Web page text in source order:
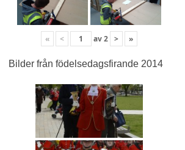
« < av2 > »
Bilder från födelsedagsfirande 2014